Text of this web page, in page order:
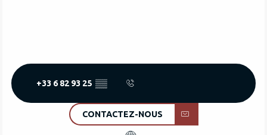
+33 6 82 93 25 ▒▒
CONTACTEZ-NOUS